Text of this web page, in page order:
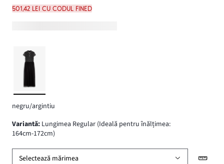
501,42 lei cu codul FINED
negru/argintiu
variantă: Lungimea Regular (Ideală pentru înălțimea:
164cm-172cm)
Selectează mărimea